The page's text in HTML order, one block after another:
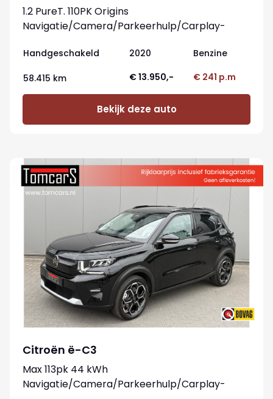
1.2 PureT. 110PK Origins
Navigatie/Camera/Parkeerhulp/Carplay-
Handgeschakeld 2020 Benzine
58.415 km € 13.950,- € 241 p.m
Bekijk deze auto
Citroën ë-C3
Max 113pk 44 kWh
Navigatie/Camera/Parkeerhulp/Carplay-